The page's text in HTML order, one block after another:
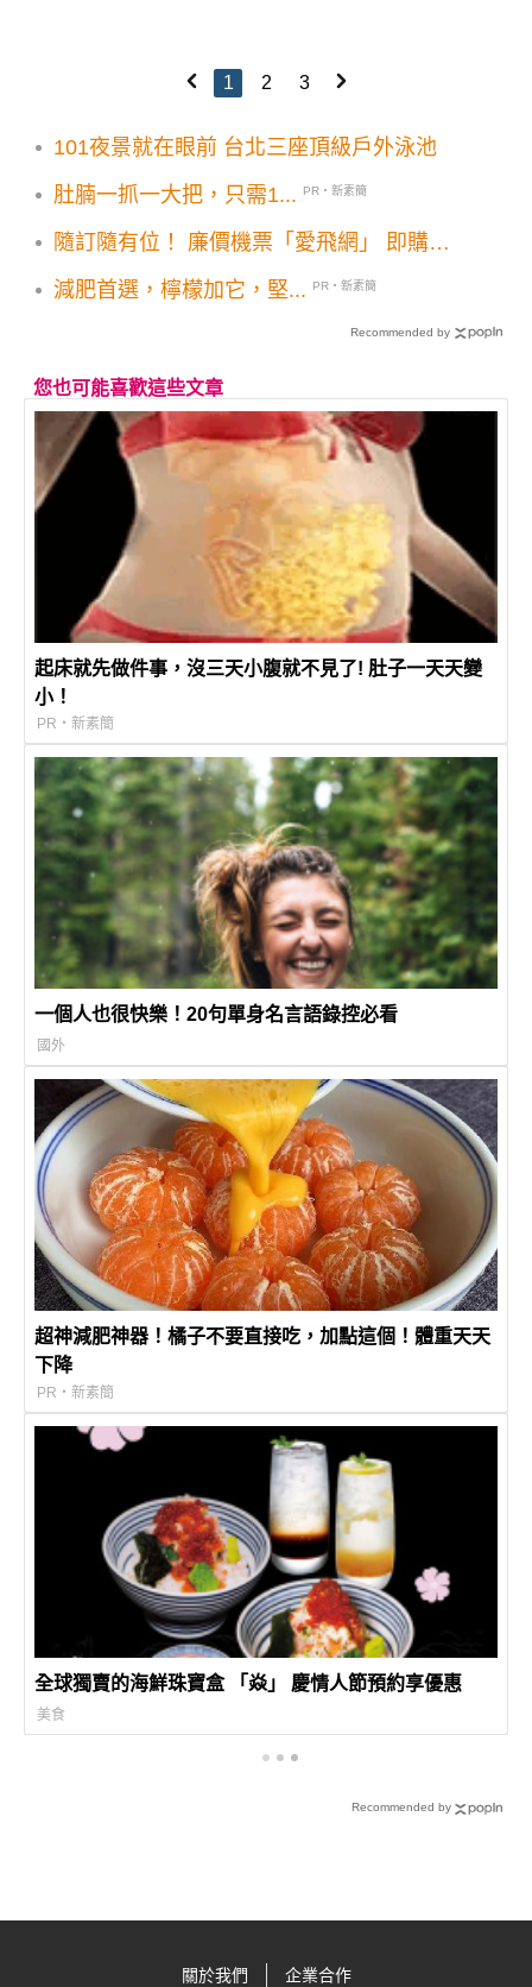
1 2 3
101夜景就在眼前 台北三座頂級戶外泳池
肚腩一抓一大把，只需1...
PR・新素簡
隨訂隨有位！ 廉價機票「愛飛網」 即購即
減肥首選，檸檬加它，堅...
PR・新素簡
Recommended by
您也可能喜歡這些文章
起床就先做件事，沒三天小腹就不見了! 肚子一天天變
小！
PR・新素簡
一個人也很快樂！20句單身名言語錄控必看
國外
超神減肥神器！橘子不要直接吃，加點這個！體重天天
下降
PR・新素簡
全球獨賣的海鮮珠寶盒 「焱」 慶情人節預約享優惠
美食
Recommended by
關於我們 企業合作